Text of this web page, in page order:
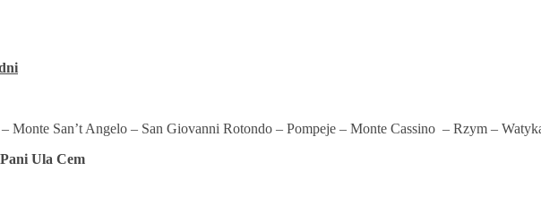
Monte San’t Angelo – San Giovanni Rotondo – Pompeje – Monte Cassino – Rzym –
Ula Cem